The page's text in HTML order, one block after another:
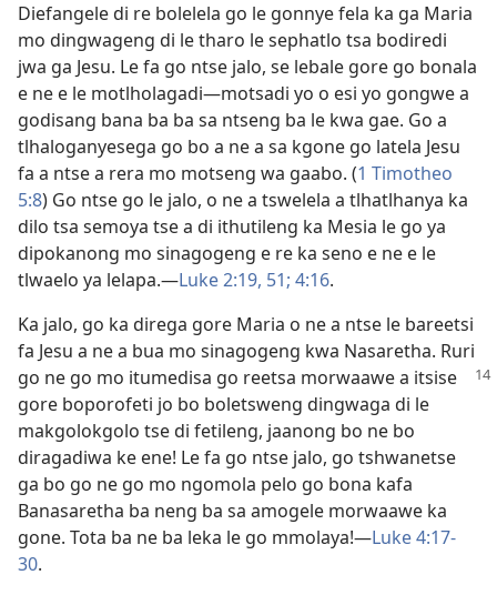
Diefangele di re bolelela go le gonnye fela ka ga Maria
mo dingwageng di le tharo le sephatlo tsa bodiredi
jwa ga Jesu. Le fa go ntse jalo, se lebale gore go bonala
e ne e le motlholagadi—motsadi yo o esi yo gongwe a
godisang bana ba ba sa ntseng ba le kwa gae. Go a
tlhaloganyesega go bo a ne a sa kgone go latela Jesu
fa a ntse a rera mo motseng wa gaabo. (1 Timotheo
5:8) Go ntse go le jalo, o ne a tswelela a tlhatlhanya ka
dilo tsa semoya tse a di ithutileng ka Mesia le go ya
dipokanong mo sinagogeng e re ka seno e ne e le
tlwaelo ya lelapa.—Luke 2:19, 51; 4:16.
Ka jalo, go ka direga gore Maria o ne a ntse le bareetsi
fa Jesu a ne a bua mo sinagogeng kwa Nasaretha. Ruri
go ne go mo itumedisa go reetsa morwaawe a itsise
gore boporofeti jo bo boletsweng dingwaga di le
makgolokgolo tse di fetileng, jaanong bo ne bo
diragadiwa ke ene! Le fa go ntse jalo, go tshwanetse
ga bo go ne go mo ngomola pelo go bona kafa
Banasaretha ba neng ba sa amogele morwaawe ka
gone. Tota ba ne ba leka le go mmolaya!—Luke 4:17-
30.